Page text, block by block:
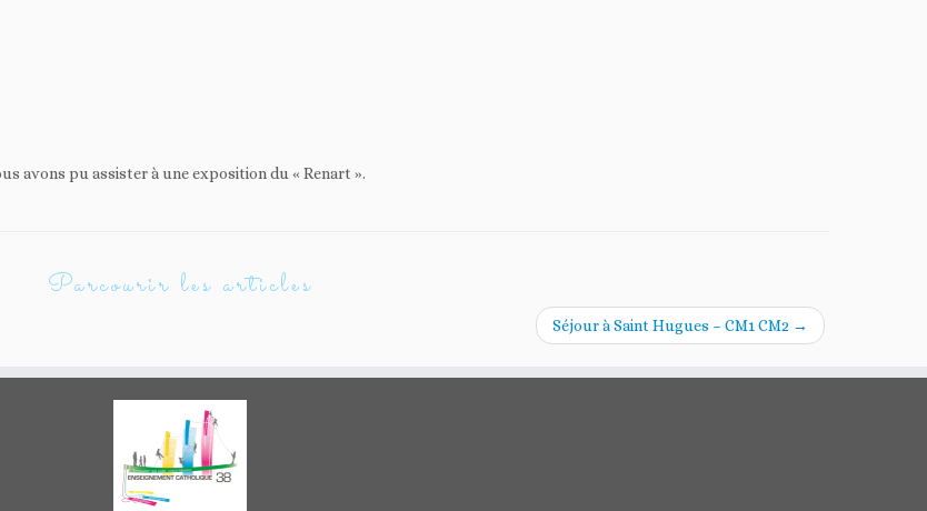
avons pu assister à une exposition du « Renart ».
Parcourir les articles
Séjour à Saint Hugues – CM1 CM2 →